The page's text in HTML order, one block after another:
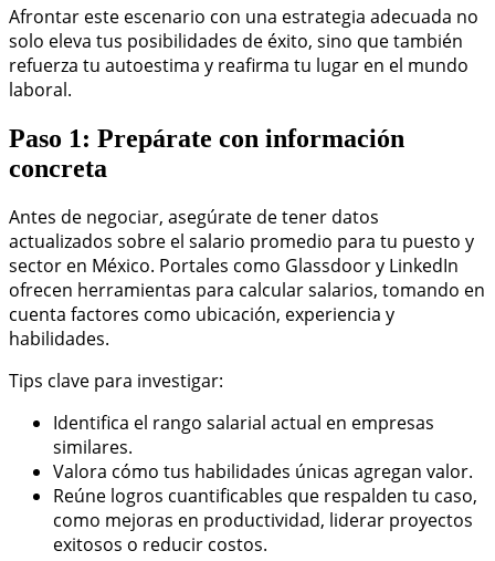
Afrontar este escenario con una estrategia adecuada no
solo eleva tus posibilidades de éxito, sino que también
refuerza tu autoestima y reafirma tu lugar en el mundo
laboral.
Paso 1: Prepárate con información
concreta
Antes de negociar, asegúrate de tener datos
actualizados sobre el salario promedio para tu puesto y
sector en México. Portales como Glassdoor y LinkedIn
ofrecen herramientas para calcular salarios, tomando en
cuenta factores como ubicación, experiencia y
habilidades.
Tips clave para investigar:
Identifica el rango salarial actual en empresas
similares.
Valora cómo tus habilidades únicas agregan valor.
Reúne logros cuantificables que respalden tu caso,
como mejoras en productividad, liderar proyectos
exitosos o reducir costos.